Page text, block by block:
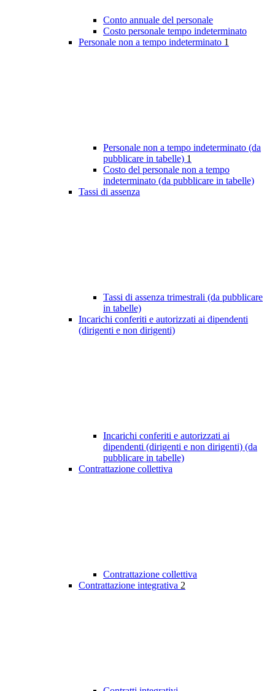
Conto annuale del personale
Costo personale tempo indeterminato
Personale non a tempo indeterminato 1
Personale non a tempo indeterminato (da
pubblicare in tabelle) 1
Costo del personale non a tempo
indeterminato (da pubblicare in tabelle)
Tassi di assenza
Tassi di assenza trimestrali (da pubblicare
in tabelle)
Incarichi conferiti e autorizzati ai dipendenti
(dirigenti e non dirigenti)
Incarichi conferiti e autorizzati ai
dipendenti (dirigenti e non dirigenti) (da
pubblicare in tabelle)
Contrattazione collettiva
Contrattazione collettiva
Contrattazione integrativa 2